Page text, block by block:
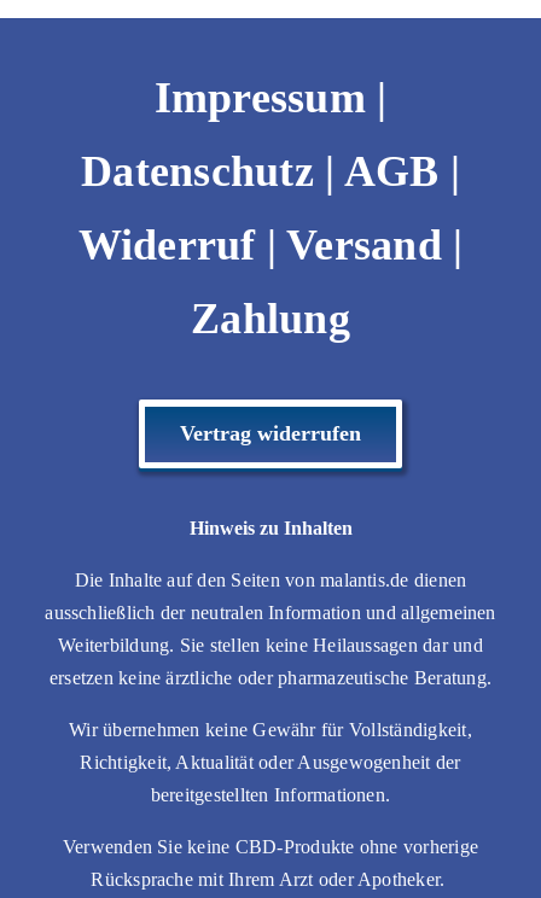
Impressum |
Datenschutz| AGB |
Widerruf|Versand |
Zahlung
Vertrag widerrufen
Hinweis zu Inhalten
Die Inhalte auf den Seiten von malantis.de dienen
ausschließlich der neutralen Information und allgemeinen
Weiterbildung. Sie stellen keine Heilaussagen dar und
ersetzen keine ärztliche oder pharmazeutische Beratung.
Wir übernehmen keine Gewähr für Vollständigkeit,
Richtigkeit, Aktualität oder Ausgewogenheit der
bereitgestellten Informationen.
Verwenden Sie keine CBD-Produkte ohne vorherige
Rücksprache mit Ihrem Arzt oder Apotheker.